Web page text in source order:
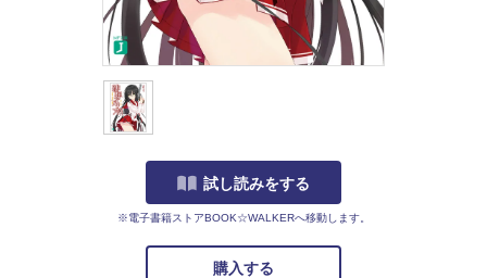
試し読みをする
※電子書籍ストアBOOK☆WALKERへ移動します。
購入する